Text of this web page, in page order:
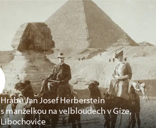
Hrabě Jan Josef Herberstein
s manželkou na velbloudech v Gíze,
Libochovice